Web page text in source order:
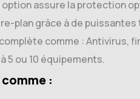
assure la protection
plan grâce à de
comme : Antivirus,
5 ou 10 équipements.
: